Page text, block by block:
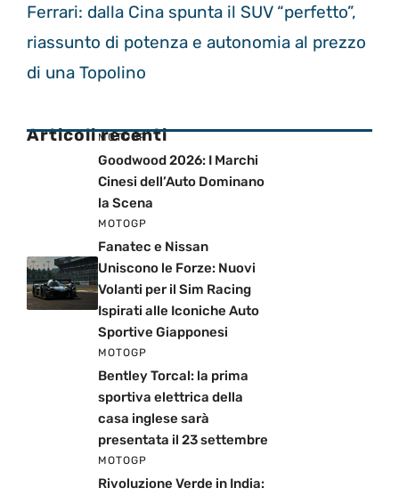
Ferrari: dalla Cina spunta il SUV “perfetto”,
riassunto di potenza e autonomia al prezzo
di una Topolino
Articoli recenti
MOTOGP
Goodwood 2026: I Marchi
Cinesi dell’Auto Dominano
la Scena
MOTOGP
Fanatec e Nissan
Uniscono le Forze: Nuovi
Volanti per il Sim Racing
Ispirati alle Iconiche Auto
Sportive Giapponesi
MOTOGP
Bentley Torcal: la prima
sportiva elettrica della
casa inglese sarà
presentata il 23 settembre
MOTOGP
Rivoluzione Verde in India: